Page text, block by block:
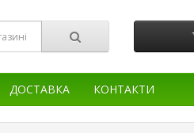
ДОСТАВКА КОНТАКТИ